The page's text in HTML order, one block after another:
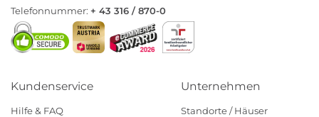
Telefonnummer: + 43 316 / 870-0
Kundenservice
Hilfe & FAQ
Unternehmen
Standorte / Häuser